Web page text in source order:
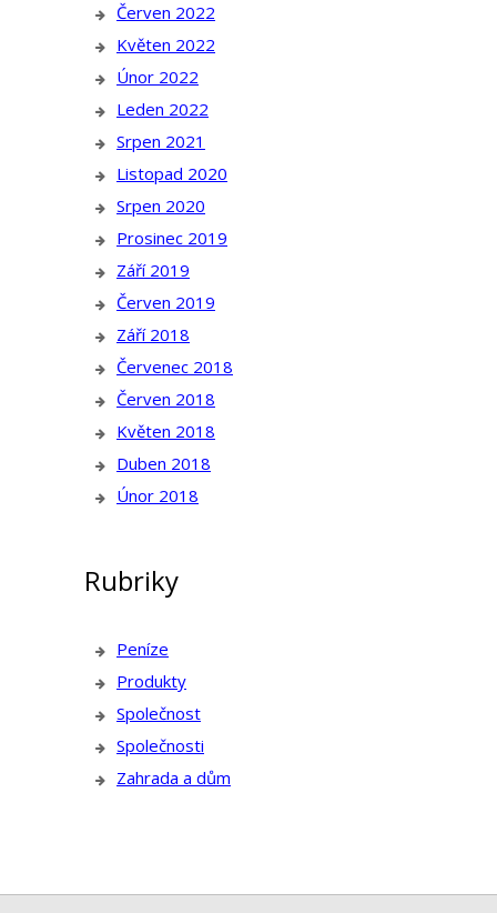
Červen 2022
Květen 2022
Únor 2022
Leden 2022
Srpen 2021
Listopad 2020
Srpen 2020
Prosinec 2019
Září 2019
Červen 2019
Září 2018
Červenec 2018
Červen 2018
Květen 2018
Duben 2018
Únor 2018
Rubriky
Peníze
Produkty
Společnost
Společnosti
Zahrada a dům